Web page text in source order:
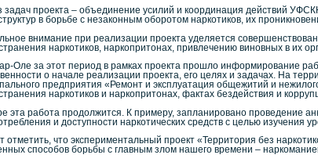
задач проекта – объединение усилий и координация действий
в борьбе с незаконным оборотом наркотиков, их
внимание при реализации проекта уделяется
наркотиков, наркопритонах, привлечению виновных в их
Оле за этот период в рамках проекта прошло информирование
о начале реализации проекта, его целях и задачах. На
предприятия «Ремонт и эксплуатация общежитий и
наркотиков и наркопритонах, фактах бездействия и
эта работа продолжится. К примеру, запланировано проведение
и доступности наркотических средств с целью изучения
отметить, что экспериментальный проект «Территория без
способов борьбы с главным злом нашего времени –